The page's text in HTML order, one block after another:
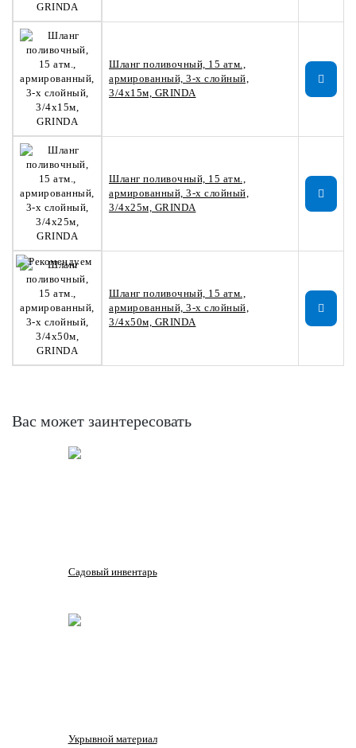
Шланг поливочный, 15 атм.,
армированный, 3-х слойный,
3/4х15м, GRINDA
Шланг поливочный, 15 атм.,
армированный, 3-х слойный,
3/4х25м, GRINDA
Шланг поливочный, 15 атм.,
армированный, 3-х слойный,
3/4х50м, GRINDA
Вас может заинтересовать
Садовый инвентарь
Укрывной материал